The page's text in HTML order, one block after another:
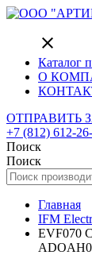
close
Каталог
О
ОТПРАВИТЬ
+7 (812) 612-
Поиск
Поиск
Главная
IFM
EVF070